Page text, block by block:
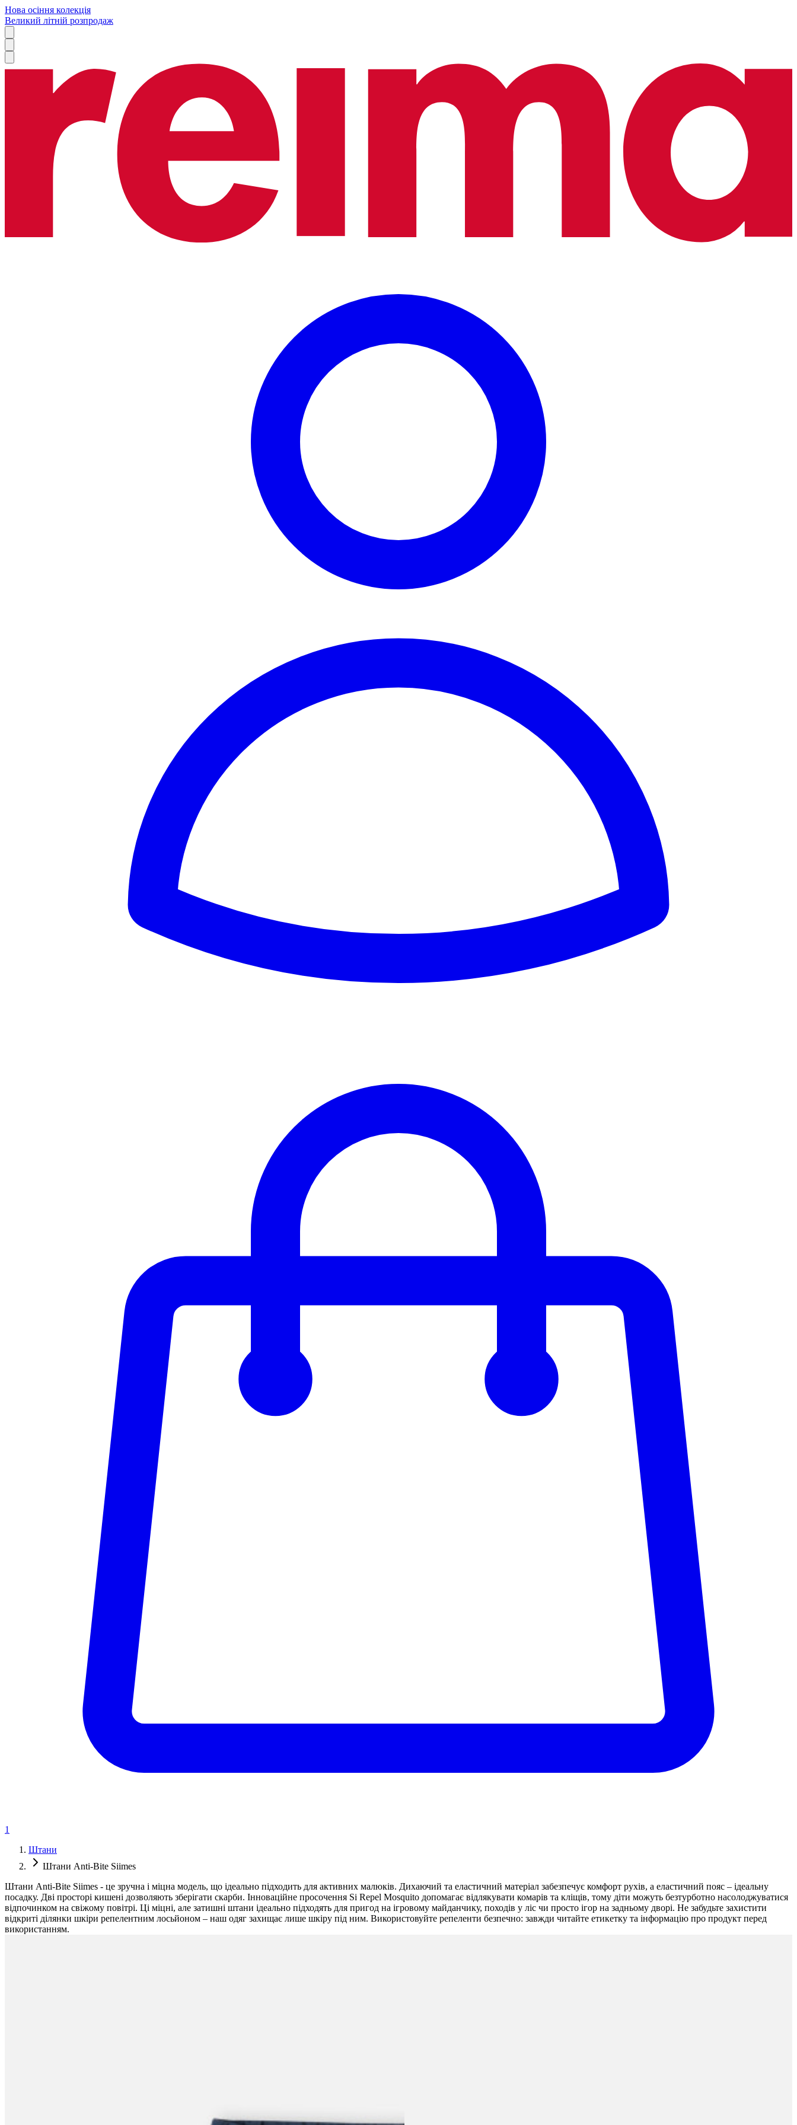
Нова осіння колекція
Великий літній розпродаж
1
Штани
Штани Anti-Bite Siimes
Штани Anti-Bite Siimes - це зручна і міцна модель, що ідеально підходить для активних малюків. Дихаючий та еластичний матеріал забезпечує комфорт рухів, а еластичний пояс – ідеальну
посадку. Дві просторі кишені дозволяють зберігати скарби. Інноваційне просочення Si Repel Mosquito допомагає відлякувати комарів та кліщів, тому діти можуть безтурботно насолоджуватися
відпочинком на свіжому повітрі. Ці міцні, але затишні штани ідеально підходять для пригод на ігровому майданчику, походів у ліс чи просто ігор на задньому дворі. Не забудьте захистити
відкриті ділянки шкіри репелентним лосьйоном – наш одяг захищає лише шкіру під ним. Використовуйте репеленти безпечно: завжди читайте етикетку та інформацію про продукт перед
використанням.